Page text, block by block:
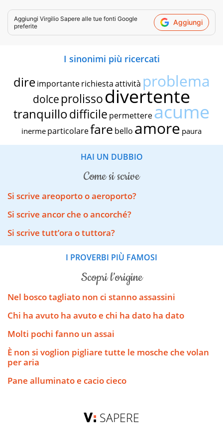
Aggiungi Virgilio Sapere alle tue fonti Google
preferite
Aggiungi
I sinonimi più ricercati
dire importante richiestaattività problema
dolce prolissodivertente
tranquillodifficile permettereacume
inerme particolarefare bello amore paura
HAI UN DUBBIO
come si scrive
Si scrive areoporto o aeroporto?
Si scrive ancor che o ancorché?
Si scrive tutt’ora o tuttora?
I PROVERBI PIÙ FAMOSI
scopri l’origine
Nel bosco tagliato non ci stanno assassini
Chi ha avuto ha avuto e chi ha dato ha dato
Molti pochi fanno un assai
È non si voglion pigliare tutte le mosche che volan
per aria
Pane alluminato e cacio cieco
SAPERE